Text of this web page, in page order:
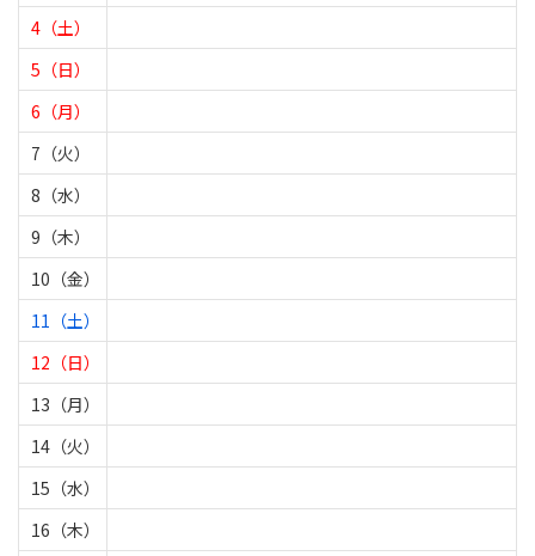
4（土）
5（日）
6（月）
7（火）
8（水）
9（木）
10（金）
11（土）
12（日）
13（月）
14（火）
15（水）
16（木）